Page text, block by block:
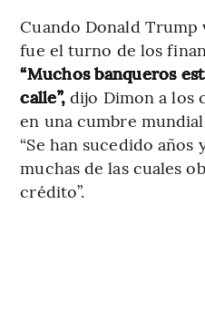
Cuando Donald Trump
fue el turno de los
“Muchos banqueros
calle”, dijo Dimon a los
en una cumbre
“Se han sucedido años
muchas de las cuales
crédito”.